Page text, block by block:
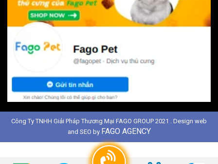
Công Ty TNHH Giải Pháp Thương Mại FAGO GROUP 2021 . Design web
and SEO by FAGO AGENCY